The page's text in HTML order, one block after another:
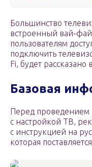
Большинство
встроенный вай-
пользователям
подключить
Fi, будет рассказано
Базовая
Перед проведением
с настройкой ТВ,
с инструкцией на
которая